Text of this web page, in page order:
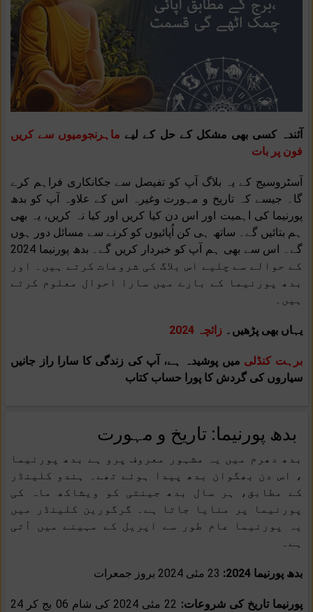
آئندہ کسی بھی مشکل کے حل کے لیے ماہرنجومیوں سے کریں
فون پر بات
آسٹروسیج کے یہ بلاگ آپ کو تفیصل سے جکانکاری فراہم کرے
گا۔ جیسے کہ تاریخ و مہورت وغیرہ اس کے علاوہ آپ کو بدھ
پورنیما کی اہمیت اور اس دن کیا کریں اور کیا نہ کریں، یہ بھی
ہم بتائیں گے۔ ساتھ ہی کن اُپائیوں کو کرنے سے مسائل دور ہوں
گے۔ اس سے بھی ہم آپ کو خبردار کریں گے۔ بدھ پورنیما 2024
کے حوالے سے چلیے اس بلاگ کی شروعات کرتے ہیں۔ اور
بدھ پورنیما کے بارے میں سارا احوال معلوم کرتے
ہیں۔
یہاں بھی پڑھیں۔ زائچہ 2024
برہت کنڈلی میں پوشیدہ ہے، آپ کی زندگی کا سارا راز جانیں
سیاروں کی گردش کا پورا حساب کتاب
بدھ پورنیما: تاریخ و مہورت
بدھ دھرم میں یہ مشہور معروف پرو ہے بدھ پورنیما
، اس دن بھگوان بدھ پیدا ہوئے تھے۔ ہندو کلینڈر
کے مطابق، ہر سال بدھ جینتی کو ویشاکھ ماہ کی
پورنیما پر منایا جاتا ہے۔ گرگورین کلینڈر میں
یہ پورنیما عام طور سے اپریل کے مہینے میں آتی
ہے۔
بدھ پورنیما 2024: 23 مئی 2024 بروز جمعرات
پورنیما تاریخ کی شروعات:
22 مئی 2024 کی شام 06 بج کر 24